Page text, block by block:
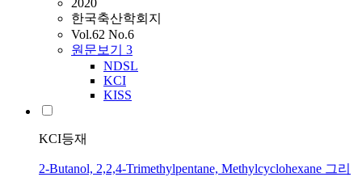
2020
한국축산학회지
Vol.62 No.6
원문보기 3
NDSL
KCI
KISS
KCI등재
2-Butanol, 2,2,4-Trimethylpentane, Methylcyclohexane 그리